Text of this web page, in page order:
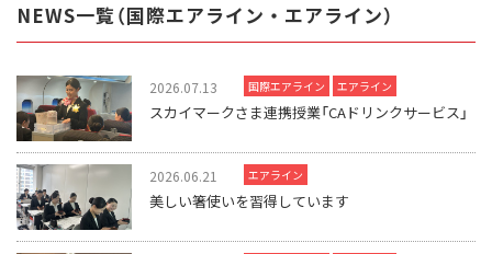
NEWS一覧（国際エアライン・エアライン）
2026.07.13 国際エアライン エアライン
スカイマークさま連携授業「CAドリンクサービス」
2026.06.21 エアライン
美しい箸使いを習得しています